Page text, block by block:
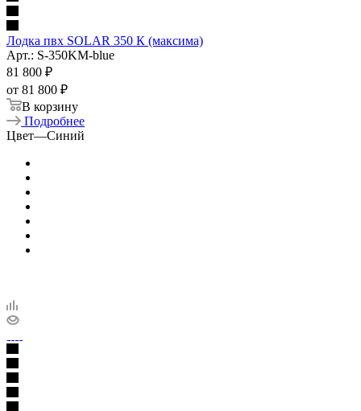
Лодка пвх SOLAR 350 К (максима)
Арт.: S-350KM-blue
81 800 ₽
от 81 800 ₽
В корзину
Подробнее
Цвет—Синий